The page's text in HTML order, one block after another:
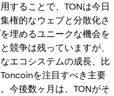
することで、TONは今日
権的なウェブと分散化さ
埋めるユニークな機会を
競争は残っていますが、
エコシステムの成長、比
を注目すべき主要
今後数ヶ月は、TONがそ